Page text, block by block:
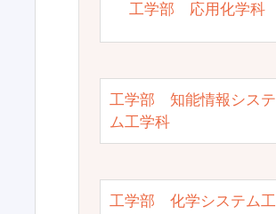
工学部 応用化学科
工学部 知能情報システ
ム工学科
工学部 化学システム工